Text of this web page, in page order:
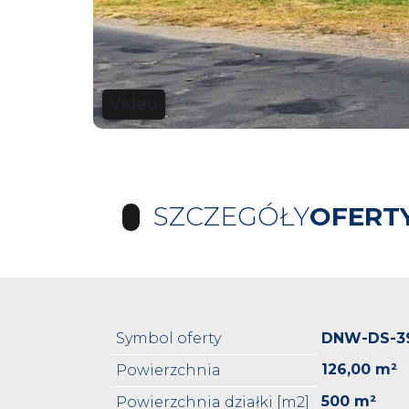
SZCZEGÓŁY
Symbol oferty
DNW-DS-
Powierzchnia
126,00 m²
Powierzchnia działki [m2]
500 m²